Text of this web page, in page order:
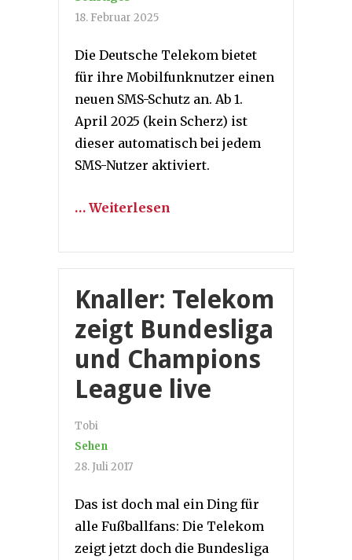
18. Februar 2025
Die Deutsche Telekom bietet
für ihre Mobilfunknutzer einen
neuen SMS-Schutz an. Ab 1.
April 2025 (kein Scherz) ist
dieser automatisch bei jedem
SMS-Nutzer aktiviert.
… Weiterlesen
Knaller: Telekom
zeigt Bundesliga
und Champions
League live
Tobi
Sehen
28. Juli 2017
Das ist doch mal ein Ding für
alle Fußballfans: Die Telekom
zeigt jetzt doch die Bundesliga